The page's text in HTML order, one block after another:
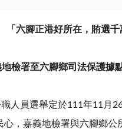
「六腳正港好所在，賄選千
地檢署至六腳鄉司法保護據
人員選舉定於111 年11 月
心，嘉義地檢署與六腳鄉公